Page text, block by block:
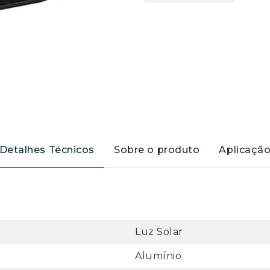
Técnicos Sobre o produto
Luz Solar
Alumínio